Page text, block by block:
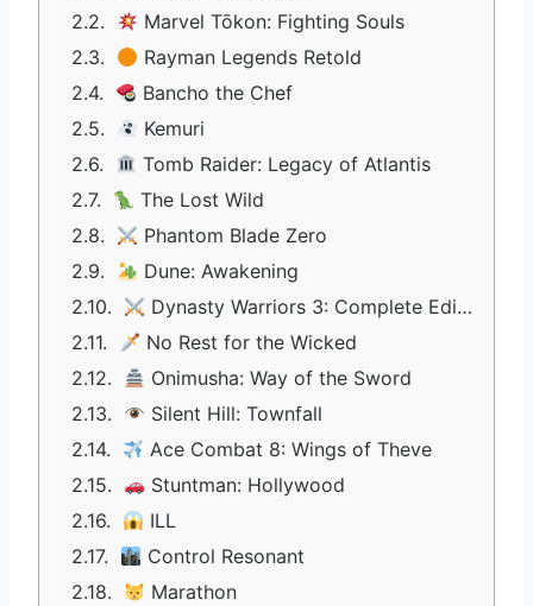
Marvel Tōkon: Fighting Souls
Rayman Legends Retold
Bancho the Chef
Kemuri
Tomb Raider: Legacy of Atlantis
The Lost Wild
Phantom Blade Zero
Dune: Awakening
Dynasty Warriors 3: Complete Edition Remastered
No Rest for the Wicked
Onimusha: Way of the Sword
Silent Hill: Townfall
Ace Combat 8: Wings of Theve
Stuntman: Hollywood
ILL
Control Resonant
Marathon